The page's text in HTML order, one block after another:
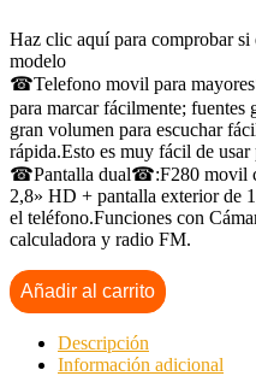
Haz clic aquí para comprobar si
modelo
☎Telefono movil para
para marcar fácilmente; fuentes
gran volumen para escuchar
rápida.Esto es muy fácil de usar
☎Pantalla dual☎:F280 movil
2,8» HD + pantalla exterior de
el teléfono.Funciones con
calculadora y radio FM.
Añadir al carrito
Descripción
Información adicional